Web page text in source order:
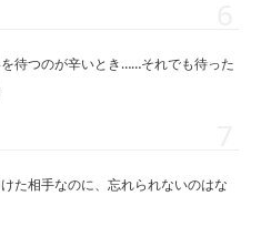
待つのが辛いとき……それでも待った
た相手なのに、忘れられないのはな